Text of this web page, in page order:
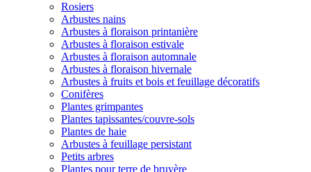
Rosiers
Arbustes nains
Arbustes à floraison printanière
Arbustes à floraison estivale
Arbustes à floraison automnale
Arbustes à floraison hivernale
Arbustes à fruits et bois et feuillage décoratifs
Conifères
Plantes grimpantes
Plantes tapissantes/couvre-sols
Plantes de haie
Arbustes à feuillage persistant
Petits arbres
Plantes pour terre de bruyère